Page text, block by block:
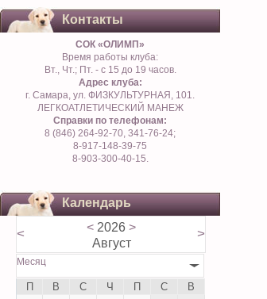
Контакты
СОК «ОЛИМП»
Время работы клуба:
Вт., Чт.; Пт. - с 15 до 19 часов.
Адрес клуба:
г. Самара, ул. ФИЗКУЛЬТУРНАЯ, 101.
ЛЕГКОАТЛЕТИЧЕСКИЙ МАНЕЖ
Справки по телефонам:
8 (846) 264-92-70, 341-76-24;
8-917-148-39-75
8-903-300-40-15.
Календарь
< < 2026 >
Август
>
Месяц
П В С Ч П С В